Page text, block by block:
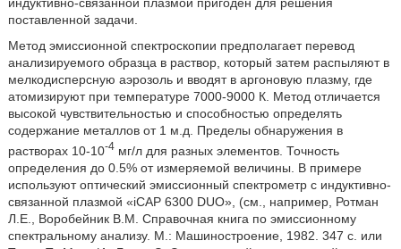
поставленной задачи.
Метод эмиссионной спектроскопии предполагает перевод
анализируемого образца в раствор, который затем распыляют в
мелкодисперсную аэрозоль и вводят в аргоновую плазму, где
атомизируют при температуре 7000-9000 К. Метод отличается
высокой чувствительностью и способностью определять
содержание металлов от 1 м.д. Пределы обнаружения в
растворах 10-10-4мг/л для разных элементов. Точность
определения до 0.5% от измеряемой величины. В примере
используют оптический эмиссионный спектрометр с индуктивно-
связанной плазмой «iCAP 6300 DUO», (см., например, Ротман
Л.Е., Воробейник В.М. Справочная книга по эмиссионному
спектральному анализу. М.: Машиностроение, 1982. 347 с. или